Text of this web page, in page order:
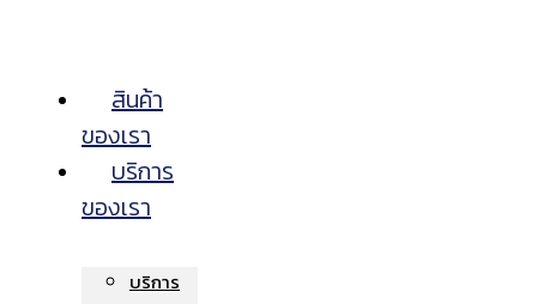
สินค้า
ของเรา
บริการ
ของเรา
บริการ